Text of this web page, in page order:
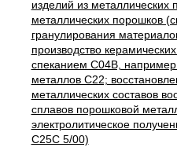
изделий из металлических
металлических порошков
гранулирования
производство
спеканием C04B,
металлов C22;
металлических составов
сплавов порошковой
электролитическое
C25C 5/00)